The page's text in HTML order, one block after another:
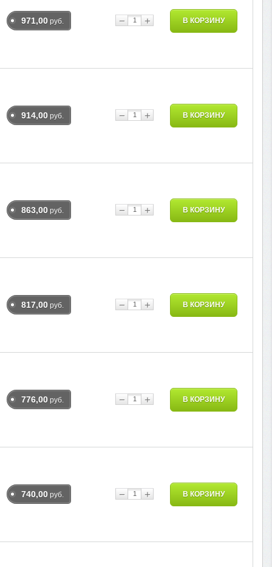
971,00 руб. − + В КОРЗИНУ
914,00 руб. − + В КОРЗИНУ
863,00 руб. − + В КОРЗИНУ
817,00 руб. − + В КОРЗИНУ
776,00 руб. − + В КОРЗИНУ
740,00 руб. − + В КОРЗИНУ